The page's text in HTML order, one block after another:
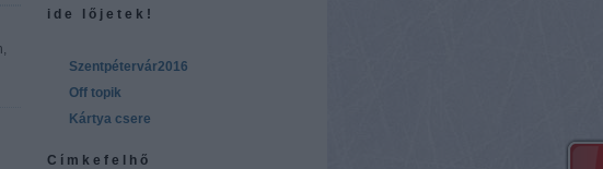
ide lőjetek!
Szentpétervár2016
Off topik
Kártya csere
Címkefelhő